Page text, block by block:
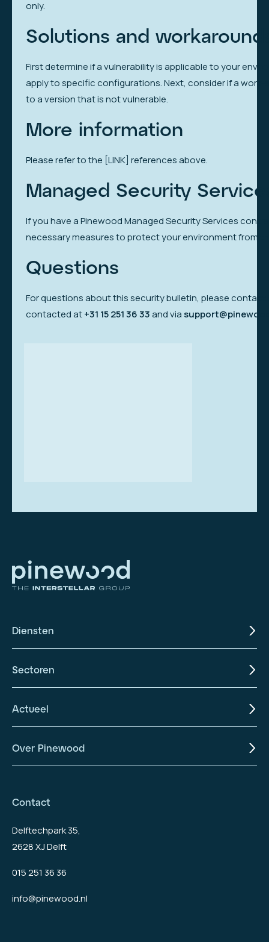
only.
Solutions and
First determine if a vulnerability is applicable to your
apply to specific configurations. Next, consider if a
to a version that is not vulnerable.
More information
Please refer to the [LINK] references above.
Managed Security
If you have a Pinewood Managed Security Services
necessary measures to protect your environment from
Questions
For questions about this security bulletin, please contact
contacted at+31 15 251 36 33and via
Diensten
Sectoren
Actueel
Over Pinewood
Contact
Delftechpark 35,
2628 XJ Delft
015 251 36 36
info@pinewood.nl